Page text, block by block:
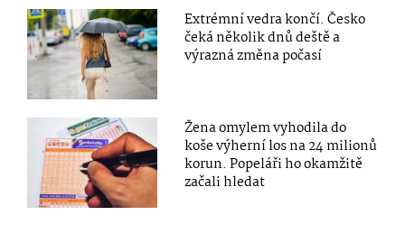
Extrémní vedra končí. Česko
čeká několik dnů deště a
výrazná změna počasí
Žena omylem vyhodila do
koše výherní los na 24 milionů
korun. Popeláři ho okamžitě
začali hledat